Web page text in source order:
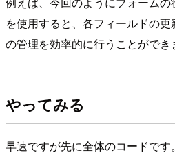
を使用すると、各フィールドの
の管理を効率的に行うことができ
やってみる
早速ですが先に全体のコードです。